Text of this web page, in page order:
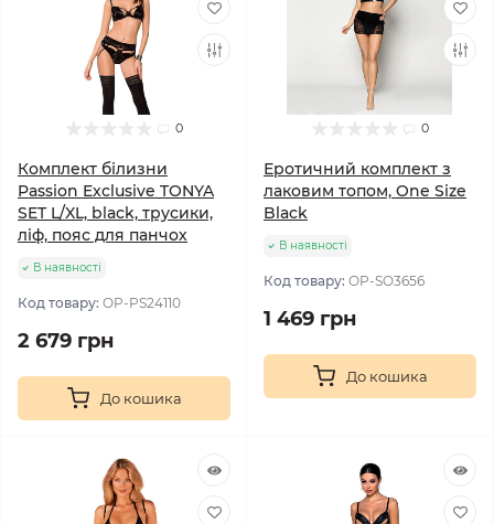
0
Комплект білизни
Passion Exclusive TONYA
SET L/XL, black, трусики,
ліф, пояс для панчох
В наявності
Код товару: OP-PS24110
2 679 грн
До кошика
0
Еротичний комплект з
лаковим топом, One Size
Black
В наявності
Код товару: OP-SO3656
1 469 грн
До кошика